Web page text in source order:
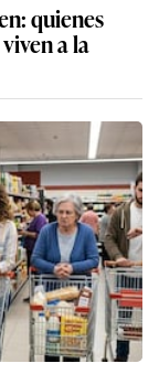
quienes
a la